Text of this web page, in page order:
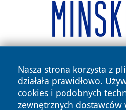
Nasza strona korzysta z
działała prawidłowo.
cookies i podobnych
zewnętrznych dostawców